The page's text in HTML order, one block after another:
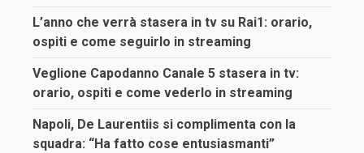
L’anno che verrà stasera in tv su Rai1: orario,
ospiti e come seguirlo in streaming
Veglione Capodanno Canale 5 stasera in tv:
orario, ospiti e come vederlo in streaming
Napoli, De Laurentiis si complimenta con la
squadra: “Ha fatto cose entusiasmanti”